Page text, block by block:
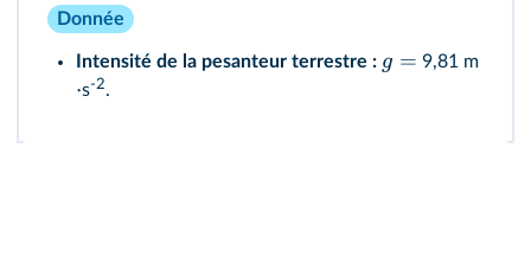
Donnée
Intensité de la pesanteur terrestre : g = 9,81 m
⋅s-2.